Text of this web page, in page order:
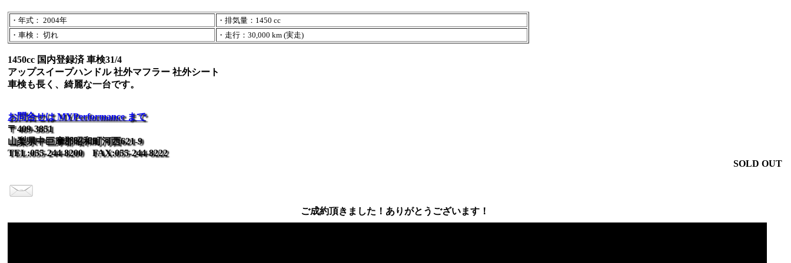
・年式： 2004年
・排気量：1450 cc
・車検： 切れ
・走行：30,000 km (実走)
1450cc 国内登録済 車検31/4
アップスイープハンドル 社外マフラー 社外シート
車検も長く、綺麗な一台です。
お問合せは MYPerformance まで
〒409-3851
山梨県中巨摩郡昭和町河西621-9
TEL:055-244-8200 FAX:055-244-8222
SOLD OUT
ご成約頂きました！ありがとうございます！